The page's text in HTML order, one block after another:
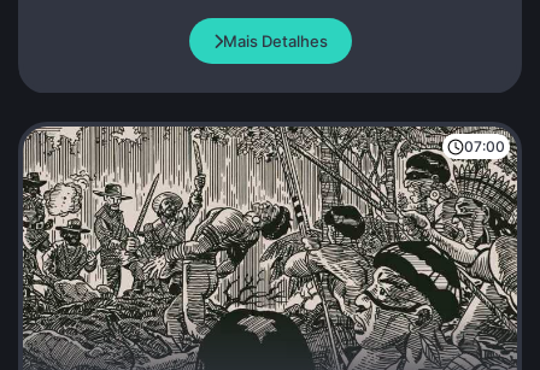
homem-urso. Sua abordagem autêntica e, por vezes,
polêmica tornou-o mundialmente conhecido: ele escreve,
desafios extremos a` equipe. Em “Fronteiras do
Pensamento”, Herzog resgata sua própria história, sua
relação com o cinema e elabora reflexões profundas sobre o
mundo contemporâneo e seus dilemas.
Mais Detalhes
07:00